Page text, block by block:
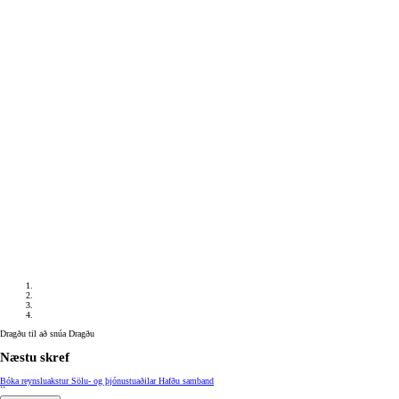
Dragðu til að snúa Dragðu
Næstu skref
Bóka reynsluaksturSölu- og þjónustuaðilarHafðu samband
``